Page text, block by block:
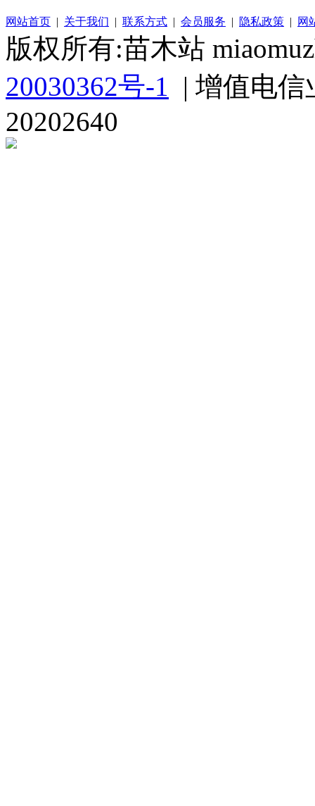
网站首页 | 关于我们 | 联系方式 | 会员服务 | 隐私政策 | 网
版权所有:苗木站
20030362号-1 | 增值电
20202640